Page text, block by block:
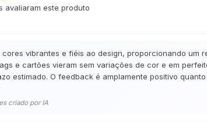
avaliaram este produto
vibrantes e fiéis ao design, proporcionando um
e cartões vieram sem variações de cor e em
estimado. O feedback é amplamente positivo
criado por IA